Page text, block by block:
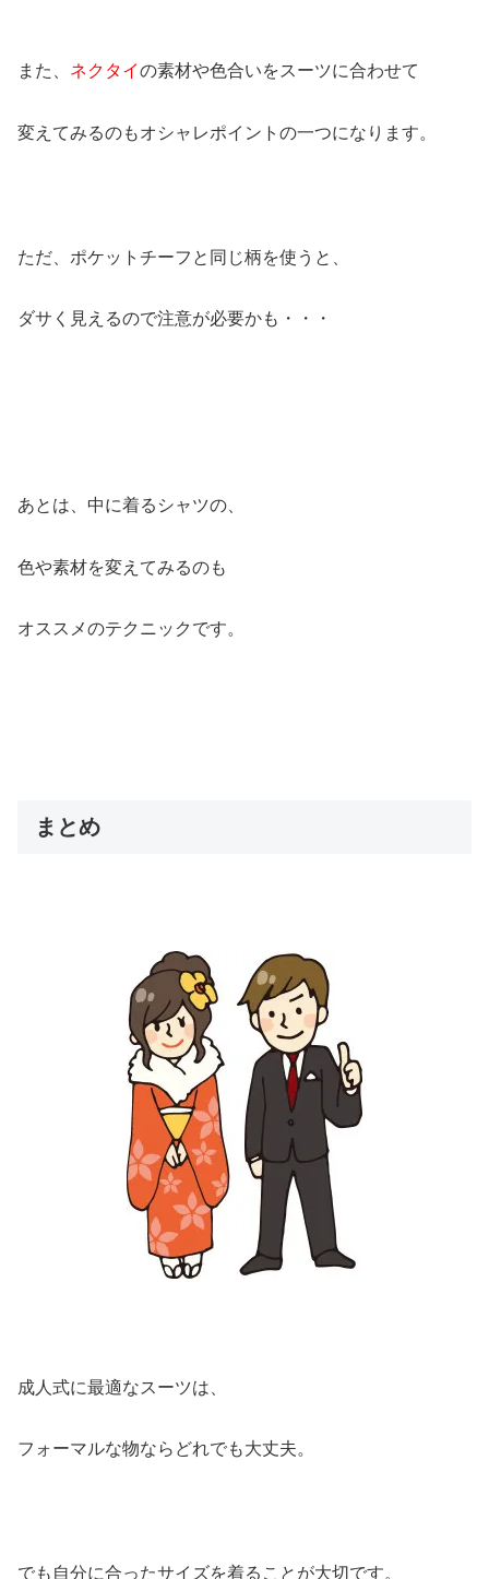
また、 ネクタイの素材や色合いをスーツに合わせて
変えてみるのもオシャレポイントの一つになります。
ただ、ポケットチーフと同じ柄を使うと、
ダサく見えるので注意が必要かも・・・
あとは、中に着るシャツの、
色や素材を変えてみるのも
オススメのテクニックです。
まとめ
成人式に最適なスーツは、
フォーマルな物ならどれでも大丈夫。
でも自分に合ったサイズを着ることが大切です。